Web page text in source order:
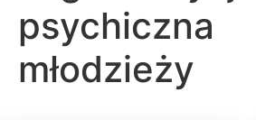
psychiczna
młodzieży